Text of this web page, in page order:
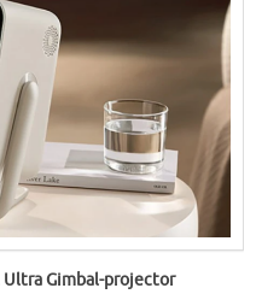
Gimbal-projector